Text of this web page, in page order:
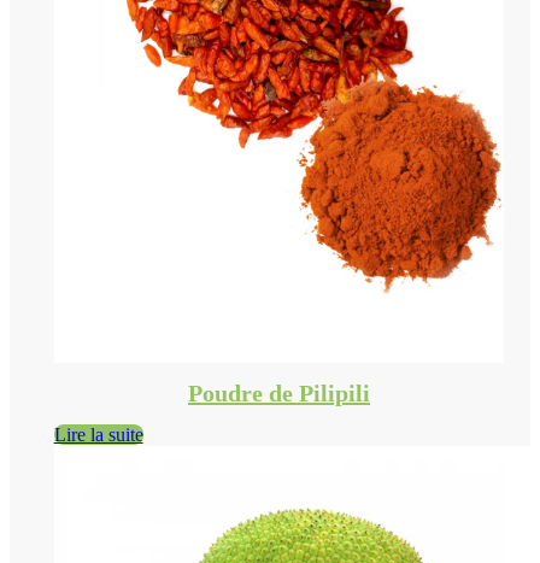
Poudre de Pilipili
Lire la suite